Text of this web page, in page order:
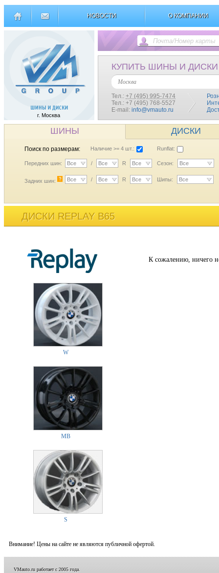
НОВОСТИ О КОМПАНИИ
г. Москва
КУПИТЬ ШИНЫ И ДИСКИ
Москва
Тел.: +7 (495) 995-7474
Тел.: +7 (495) 768-5527
E-mail: info@vmauto.ru
ШИНЫ ДИСКИ
Поиск по размерам: Наличие >= 4 шт.: Runflat:
Передних шин: Все / Все R Все Сезон: Все
Задних шин: ? Все / Все R Все Шипы: Все
ДИСКИ REPLAY B65
W
MB
S
К сожалению, ничего
Внимание! Цены на сайте не являются публичной офертой.
VMauto.ru работает с 2005 года.